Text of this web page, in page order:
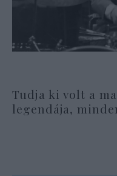
Tudja ki volt a
legendája,